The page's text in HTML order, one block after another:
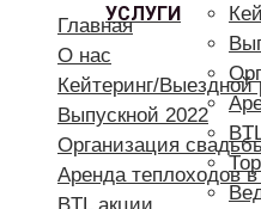
УСЛУГИ
Главная
О нас
Кейтеринг/Выездной
Выпускной 2022
Организация
Аренда теплоходов
BTL акции